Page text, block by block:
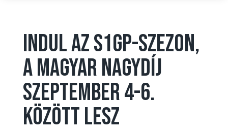
Indul az S1GP-szezon,
a Magyar Nagydíj
szeptember 4-6.
között lesz